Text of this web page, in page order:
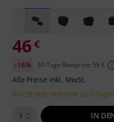
46 €
-16% 30-Tage-Bestpreis: 55 €
Alle Preise inkl. MwSt.
Kurzfristig lieferbar (2–5 Tage)
1 IN